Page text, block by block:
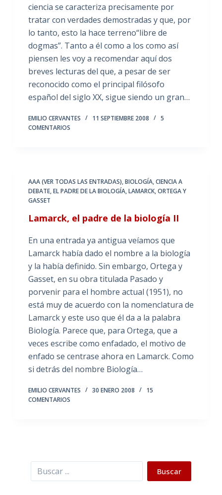
ciencia se caracteriza precisamente por
tratar con verdades demostradas y que, por
lo tanto, esto la hace terreno“libre de
dogmas”. Tanto a él como a los como así
piensen les voy a recomendar aquí dos
breves lecturas del que, a pesar de ser
reconocido como el principal filósofo
español del siglo XX, sigue siendo un gran…
EMILIO CERVANTES 11 SEPTIEMBRE 2008
5
COMENTARIOS
AAA (VER TODAS LAS ENTRADAS),BIOLOGÍA,CIENCIA A
DEBATE,EL PADRE DE LA BIOLOGÍA,LAMARCK,ORTEGA Y
GASSET
Lamarck, el padre de la biología II
En una entrada ya antigua veíamos que
Lamarck había dado el nombre a la biología
y la había definido. Sin embargo, Ortega y
Gasset, en su obra titulada Pasado y
porvenir para el hombre actual (1951), no
está muy de acuerdo con la nomenclatura de
Lamarck y este uso que él da a la palabra
Biología. Parece que, para Ortega, que a
veces escribe como enfadado, el motivo de
enfado se centrase ahora en Lamarck. Como
si detrás del nombre Biología…
EMILIO CERVANTES 30 ENERO 2008
15
COMENTARIOS
Buscar Buscar